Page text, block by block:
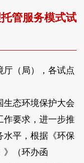
管服务模式试
厅（局），各试点
态环境保护大会
作要求，进一步推
水平，根据《环保
》（环办函